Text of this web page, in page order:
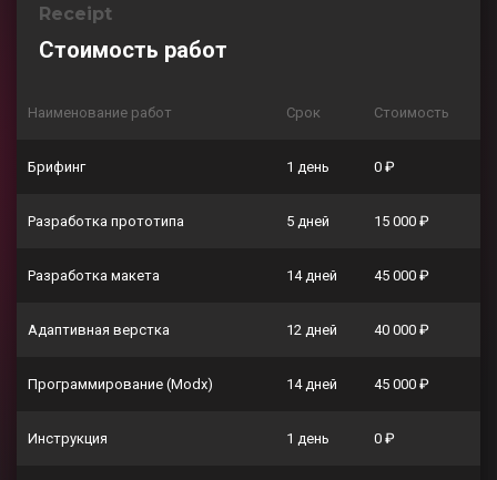
Receipt
Стоимость работ
Наименование работ Срок Стоимость
Брифинг 1 день 0 ₽
Разработка прототипа 5 дней 15 000 ₽
Разработка макета 14 дней 45 000 ₽
Адаптивная верстка 12 дней 40 000 ₽
Программирование (Modx) 14 дней 45 000 ₽
Инструкция 1 день 0 ₽